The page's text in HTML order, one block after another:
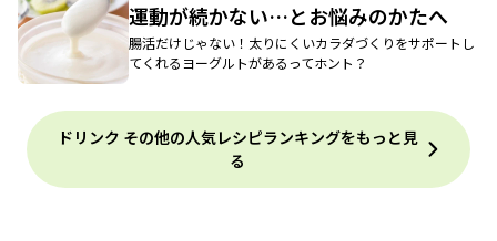
運動が続かない…とお悩みのかたへ
腸活だけじゃない！太りにくいカラダづくりをサポートし
てくれるヨーグルトがあるってホント？
ドリンク その他の人気レシピランキングをもっと見
る